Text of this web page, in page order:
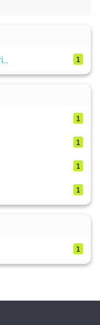
1
1
1
1
1
1